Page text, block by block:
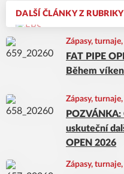
DALŠÍ ČLÁNKY Z RUBRIKY
Zápasy,
FAT PIPE
Během
Zápasy,
uskuteční
OPEN 2026
Zápasy,